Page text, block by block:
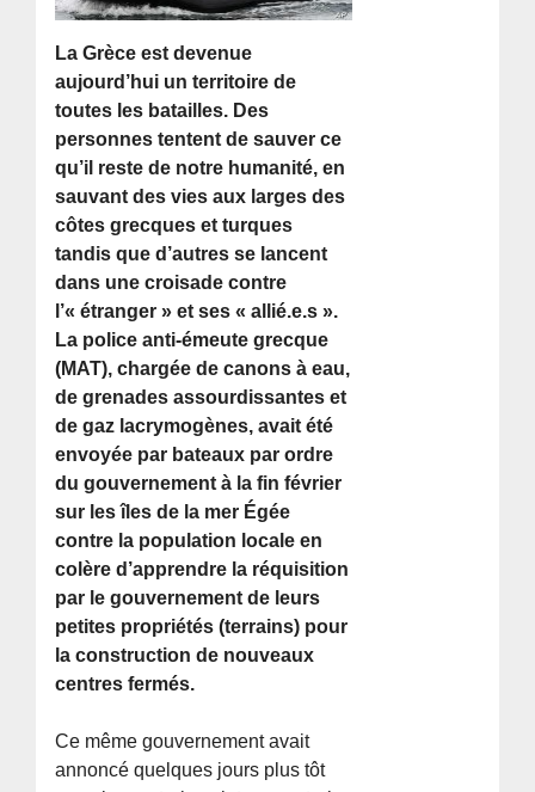
La Grèce est devenue
aujourd’hui un territoire de
toutes les batailles. Des
personnes tentent de sauver ce
qu’il reste de notre humanité, en
sauvant des vies aux larges des
côtes grecques et turques
tandis que d’autres se lancent
dans une croisade contre
l’« étranger » et ses « allié.e.s ».
La police anti-émeute grecque
(MAT), chargée de canons à eau,
de grenades assourdissantes et
de gaz lacrymogènes, avait été
envoyée par bateaux par ordre
du gouvernement à la fin février
sur les îles de la mer Égée
contre la population locale en
colère d’apprendre la réquisition
par le gouvernement de leurs
petites propriétés (terrains) pour
la construction de nouveaux
centres fermés.
Ce même gouvernement avait
annoncé quelques jours plus tôt